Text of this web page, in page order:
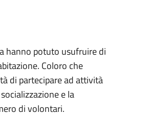
hanno potuto usufruire di
Coloro che
di partecipare ad attività
e la
di volontari.